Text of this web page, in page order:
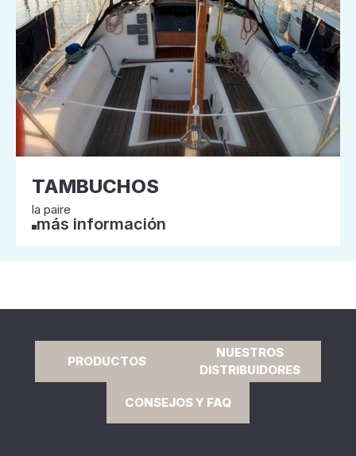
TAMBUCHOS
la paire
más información
PRODUCTOS
NUESTROS
DISTRIBUIDORES
CONSEJOS Y FAQ